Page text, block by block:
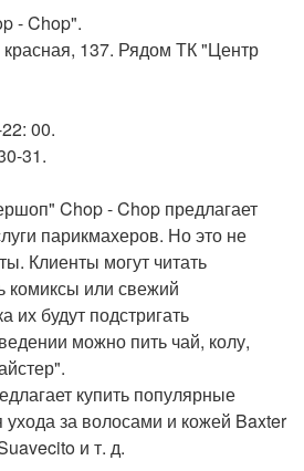
- Chop".
137. Рядом ТК "Центр
00.
31.
Chop - Chop предлагает
парикмахеров. Но это не
Клиенты могут читать
комиксы или свежий
их будут подстригать
можно пить чай, колу,
купить популярные
ухода за волосами и кожей Baxter
и т. д.